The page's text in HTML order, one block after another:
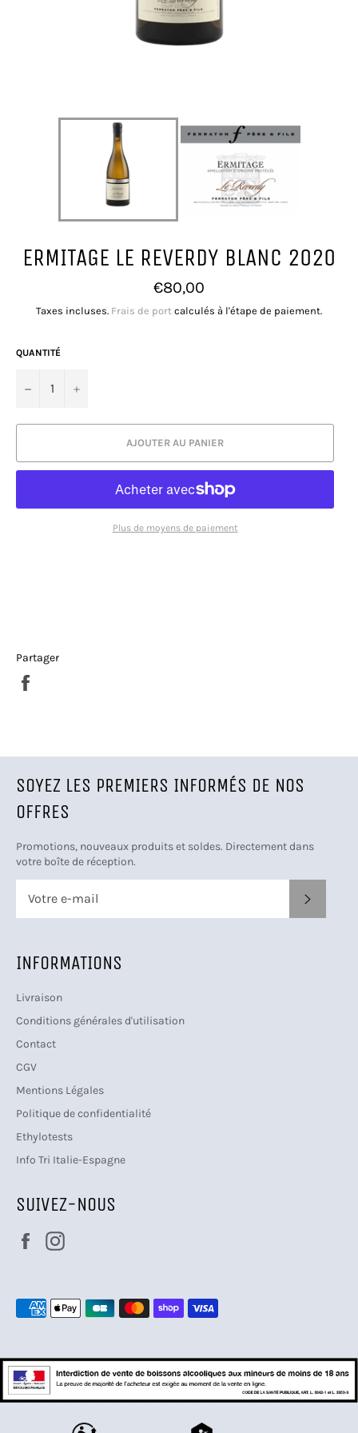
ERMITAGE LE REVERDY BLANC 2020
Prix
régulier
€80,00
Taxes incluses. Frais de port calculés à l'étape de paiement.
QUANTITÉ
− +
AJOUTER AU PANIER
Plus de moyens de paiement
Partager
SOYEZ LES PREMIERS INFORMÉS DE NOS
OFFRES
Promotions, nouveaux produits et soldes. Directement dans
votre boîte de réception.
INFORMATIONS
Livraison
Conditions générales d'utilisation
Contact
CGV
Mentions Légales
Politique de confidentialité
Ethylotests
Info Tri Italie-Espagne
SUIVEZ-NOUS
Facebook
Moyens